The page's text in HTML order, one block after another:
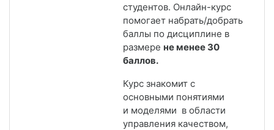
студентов. Онлайн-курс
помогает набрать/добрать
баллы по дисциплине в
размере не менее 30
баллов.
Курс знакомит с
основными понятиями
и моделями в области
управления качеством,